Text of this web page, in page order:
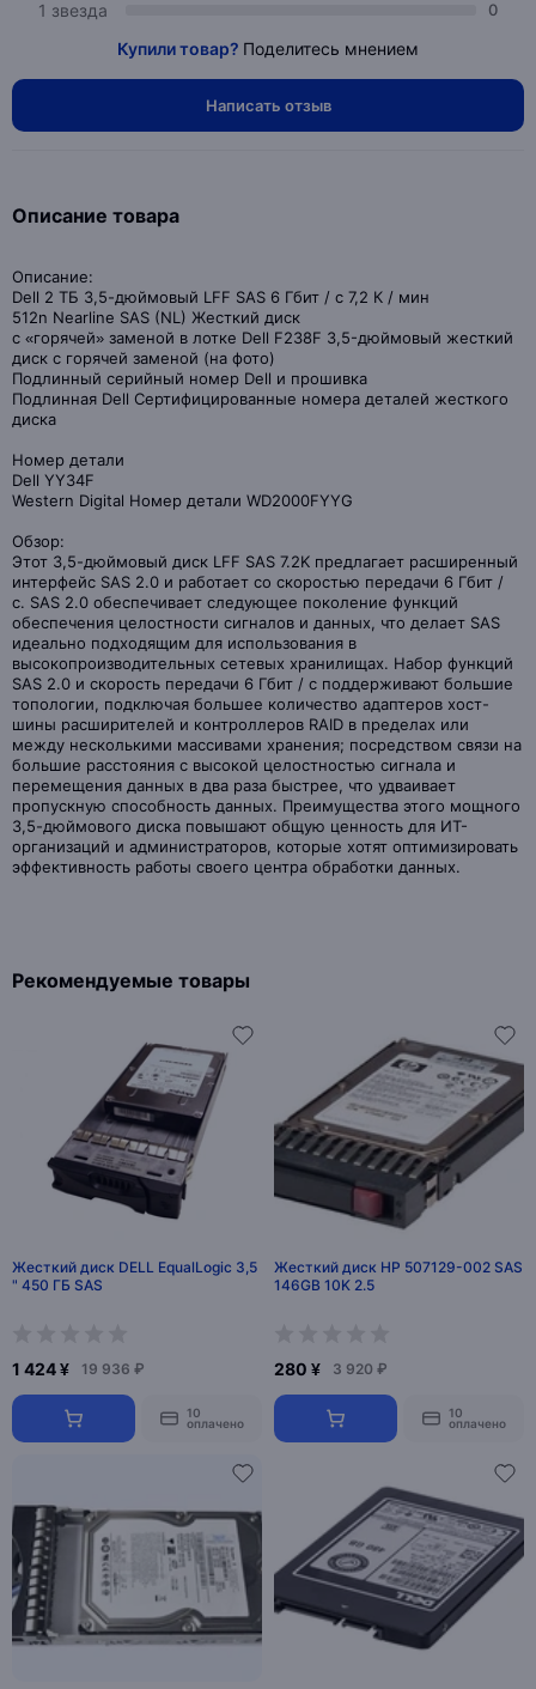
1 звезда 0
Купили товар? Поделитесь мнением
Написать отзыв
Описание товара
Описание:
Dell 2 ТБ 3,5-дюймовый LFF SAS 6 Гбит / с 7,2 К / мин
512n Nearline SAS (NL) Жесткий диск
с «горячей» заменой в лотке Dell F238F 3,5-дюймовый жесткий
диск с горячей заменой (на фото)
Подлинный серийный номер Dell и прошивка
Подлинная Dell Сертифицированные номера деталей жесткого
диска
Номер детали
Dell YY34F
Western Digital Номер детали WD2000FYYG
Обзор:
Этот 3,5-дюймовый диск LFF SAS 7.2K предлагает расширенный
интерфейс SAS 2.0 и работает со скоростью передачи 6 Гбит /
с. SAS 2.0 обеспечивает следующее поколение функций
обеспечения целостности сигналов и данных, что делает SAS
идеально подходящим для использования в
высокопроизводительных сетевых хранилищах. Набор функций
SAS 2.0 и скорость передачи 6 Гбит / с поддерживают большие
топологии, подключая большее количество адаптеров хост-
шины расширителей и контроллеров RAID в пределах или
между несколькими массивами хранения; посредством связи на
большие расстояния с высокой целостностью сигнала и
перемещения данных в два раза быстрее, что удваивает
пропускную способность данных. Преимущества этого мощного
3,5-дюймового диска повышают общую ценность для ИТ-
организаций и администраторов, которые хотят оптимизировать
эффективность работы своего центра обработки данных.
Рекомендуемые товары
Жесткий диск DELL EqualLogic 3,5
" 450 ГБ SAS
1 424 ¥ 19 936 ₽
10
оплачено
Жесткий диск HP 507129-002 SAS
146GB 10K 2.5
280 ¥ 3 920 ₽
10
оплачено